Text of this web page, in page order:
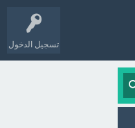
تسجيل الدخول